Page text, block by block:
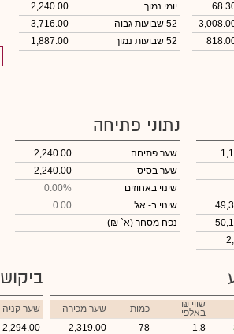
יומי נמוך
2,240.00
52 שבועות גבוה
3,716.00
52 שבועות נמוך
1,887.00
נתוני פתיחה
שער פתיחה
2,240.00
שער בסיס
2,240.00
שינוי באחוזים
0.00%
שינוי ב- אג'
0.00
נפח מסחר (א` ₪)
₪ שווי
באלפי כמות
שער מכירה
1.8
78
2,319.00
ביקוש
שער קניה
2,294.00